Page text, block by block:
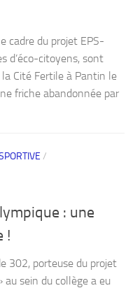
cadre du projet EPS-
d’éco-citoyens, sont
Cité Fertile à Pantin le
friche abandonnée par
/
: une
!
302, porteuse du projet
au sein du collège a eu